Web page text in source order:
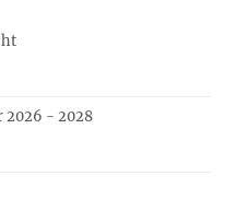
2026 - 2028